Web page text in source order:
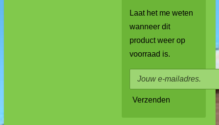
Laat het me weten
wanneer dit
product weer op
voorraad is.
Verzenden